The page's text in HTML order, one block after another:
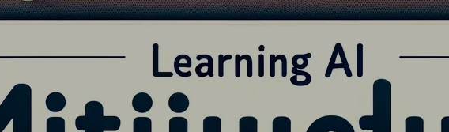
Sök Hem Arkiv